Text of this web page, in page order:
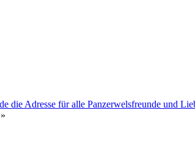
die Adresse für alle Panzerwelsfreunde und
»